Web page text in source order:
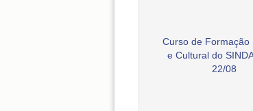
Curso de Formação
e Cultural do
22/08